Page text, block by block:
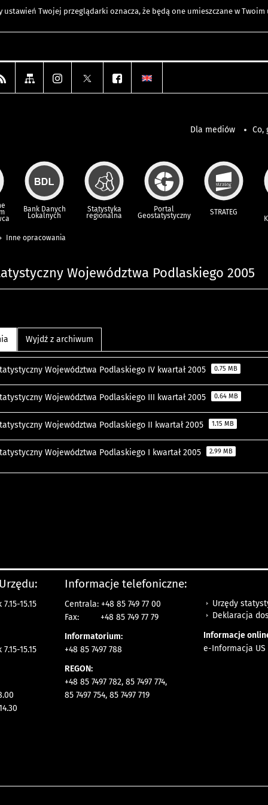
Twojej przeglądarki oznacza, że będą one umieszczane w
Dla mediów Co,
Bank Danych
Lokalnych
Statystyka
regionalna
Portal
Geostatystyczny STRATEG
Inne opracowania
Województwa Podlaskiego 2005
Wyjdź z archiwum
Województwa Podlaskiego IV kwartał 2005 0.75 MB
Województwa Podlaskiego III kwartał 2005 0.64 MB
Województwa Podlaskiego II kwartał 2005 1.15 MB
Województwa Podlaskiego I kwartał 2005 2.99 MB
15.15
15.15
Informacje telefoniczne:
Centrala: +48 85 749 77 00
Fax:
+48 85 749 77 79
Informatorium:
+48 85 7497 788
REGON:
+48 85 7497 782, 85 7497 774,
85 7497 754, 85 7497 719
Urzędy
Deklaracja
Informacje
e-Informacja US